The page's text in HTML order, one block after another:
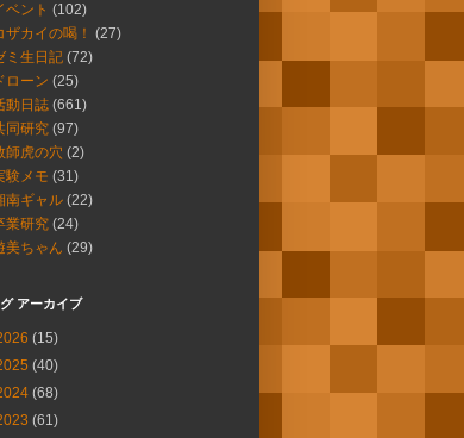
ベント (102)
ザカイの喝！ (27)
ミ生日記 (72)
ローン (25)
動日誌 (661)
同研究 (97)
師虎の穴 (2)
験メモ (31)
南ギャル (22)
業研究 (24)
美ちゃん (29)
アーカイブ
(15)
(40)
(68)
(61)